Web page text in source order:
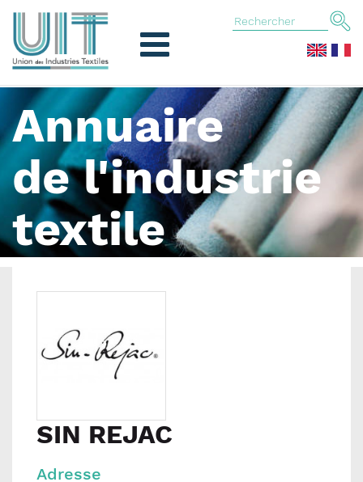
Annuaire
de l'industrie
textile
SIN REJAC
Adresse